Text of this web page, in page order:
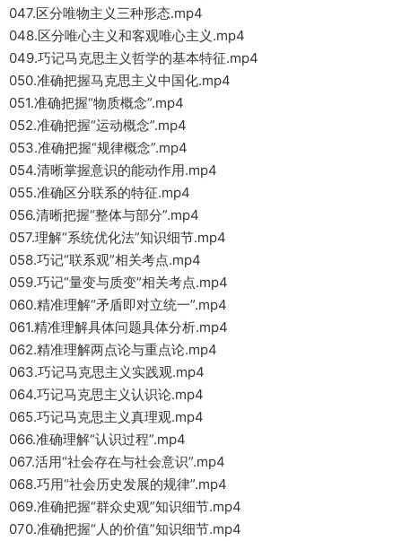
047.区分唯物主义三种形态.mp4
048.区分唯心主义和客观唯心主义.mp4
049.巧记马克思主义哲学的基本特征.mp4
050.准确把握马克思主义中国化.mp4
051.准确把握“物质概念”.mp4
052.准确把握“运动概念”.mp4
053.准确把握“规律概念”.mp4
054.清晰掌握意识的能动作用.mp4
055.准确区分联系的特征.mp4
056.清晰把握“整体与部分”.mp4
057.理解“系统优化法”知识细节.mp4
058.巧记“联系观”相关考点.mp4
059.巧记“量变与质变”相关考点.mp4
060.精准理解“矛盾即对立统一”.mp4
061.精准理解具体问题具体分析.mp4
062.精准理解两点论与重点论.mp4
063.巧记马克思主义实践观.mp4
064.巧记马克思主义认识论.mp4
065.巧记马克思主义真理观.mp4
066.准确理解“认识过程”.mp4
067.活用“社会存在与社会意识”.mp4
068.巧用“社会历史发展的规律”.mp4
069.准确把握“群众史观”知识细节.mp4
070.准确把握“人的价值”知识细节.mp4